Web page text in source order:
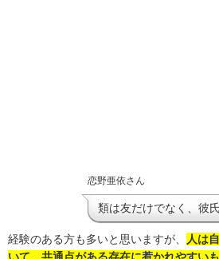
恋野亜依さん
類は友だけでなく、彼
経験のある方も多いと思いますが、
人は